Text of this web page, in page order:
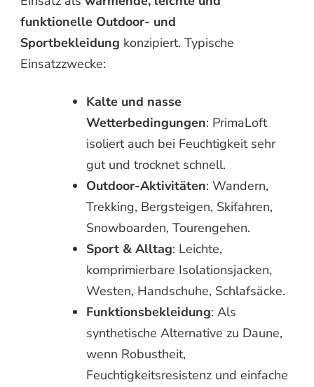
funktionelle Outdoor- und
Sportbekleidung konzipiert. Typische
Einsatzzwecke:
Kalte und nasse
Wetterbedingungen: PrimaLoft
isoliert auch bei Feuchtigkeit sehr
gut und trocknet schnell.
Outdoor-Aktivitäten: Wandern,
Trekking, Bergsteigen, Skifahren,
Snowboarden, Tourengehen.
Sport & Alltag: Leichte,
komprimierbare Isolationsjacken,
Westen, Handschuhe, Schlafsäcke.
Funktionsbekleidung: Als
synthetische Alternative zu Daune,
wenn Robustheit,
Feuchtigkeitsresistenz und einfache